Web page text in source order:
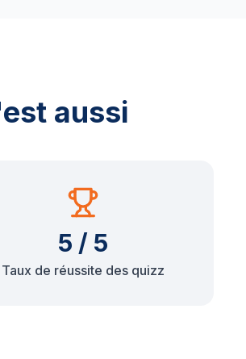
aussi
5 / 5
Taux de réussite des quizz